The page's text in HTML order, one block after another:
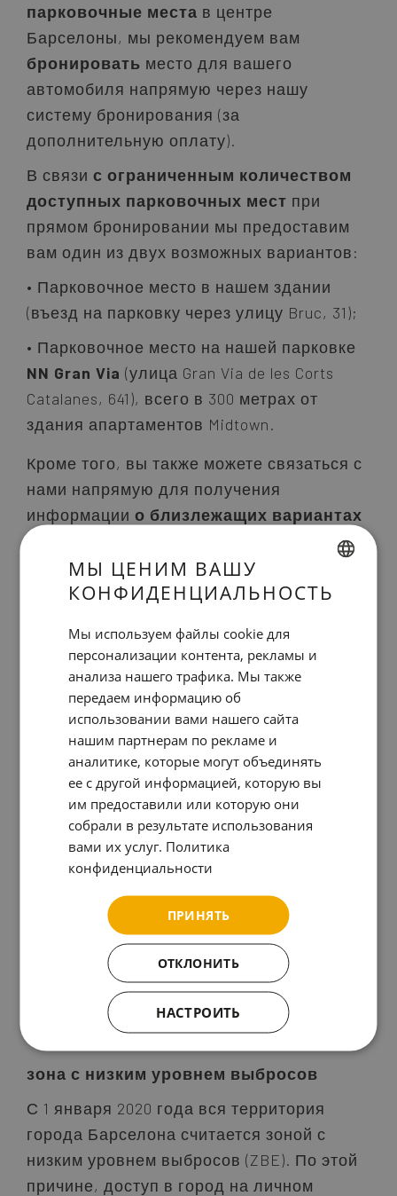
парковочные места в центре
Барселоны, мы рекомендуем вам
бронировать место для вашего
автомобиля напрямую через нашу
систему бронирования (за
дополнительную оплату).
В связи с ограниченным количеством
доступных парковочных мест при
прямом бронировании мы предоставим
вам один из двух возможных вариантов:
Парковочное место в нашем здании
(въезд на парковку через улицу Bruc, 31);
Парковочное место на нашей парковке
NN Gran Via (улица Gran Via de les Corts
Catalanes, 641), всего в 300 метрах от
здания апартаментов Midtown.
Кроме того, вы также можете связаться с
нами напрямую для получения
информации о близлежащих вариантах
парковки
места предоставляются при наличии
свободных мест.
Гараж легко доступен и хорошо связан с
основными дорогами въезда и выезда из
города, такими, как магистралями С-31 и
B-20, Ronda Litoral или главными улицами
Барселоны: проспект Диагональ, улица
Араго, Гран Виа и проспект Меридиана.
Если вы приезжаете после 17 часов,
пожалуйста, прочитайте документ в
формате PDF о поздней регистрации
заезда, в разделе Опыт, где вы найдете
всю информацию, необходимую для
доступа в нашу парковку.
Если вы прибываете после 17h,
пожалуйста, ознакомьтесь с правилами
поздней регистрации.
зона с низким уровнем выбросов
С 1 января 2020 года вся территория
города Барселона считается зоной с
низким уровнем выбросов (ZBE). По этой
причине, доступ в город на личном
SPANISH
CATALAN
GERMAN
МЫ ЦЕНИМ ВАШУ
КОНФИДЕНЦИАЛЬНОСТЬ
Мы используем файлы cookie для
персонализации контента, рекламы и
анализа нашего трафика. Мы также
передаем информацию об
использовании вами нашего сайта
нашим партнерам по рекламе и
аналитике, которые могут объединять
ее с другой информацией, которую вы
им предоставили или которую они
собрали в результате использования
вами их услуг. Политика
конфиденциальности
ПРИНЯТЬ
ОТКЛОНИТЬ
НАСТРОИТЬ